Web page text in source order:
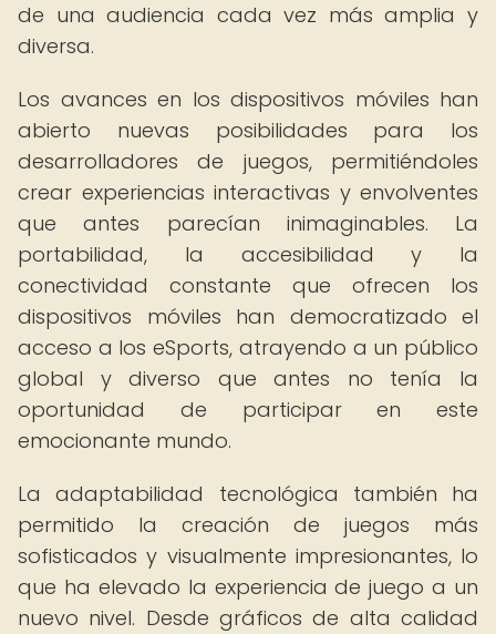
de una audiencia cada vez más amplia y
diversa.
Los avances en los dispositivos móviles han
abierto nuevas posibilidades para los
desarrolladores de juegos, permitiéndoles
crear experiencias interactivas y envolventes
que antes parecían inimaginables. La
portabilidad, la accesibilidad y la
conectividad constante que ofrecen los
dispositivos móviles han democratizado el
acceso a los eSports, atrayendo a un público
global y diverso que antes no tenía la
oportunidad de participar en este
emocionante mundo.
La adaptabilidad tecnológica también ha
permitido la creación de juegos más
sofisticados y visualmente impresionantes, lo
que ha elevado la experiencia de juego a un
nuevo nivel. Desde gráficos de alta calidad